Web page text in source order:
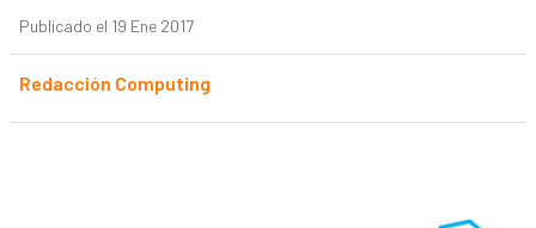
Publicado el 19 Ene 2017
Redacción Computing